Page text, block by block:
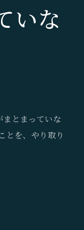
いな
まとまっていな
とを、やり取り